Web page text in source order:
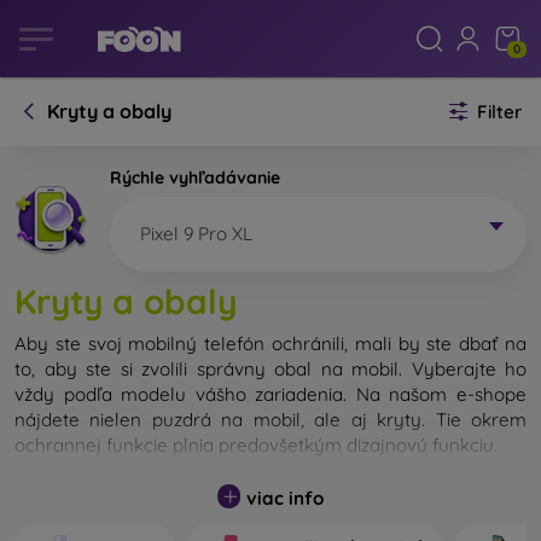
0
Kryty a obaly Filter
Rýchle vyhľadávanie
Pixel 9 Pro XL
Kryty a obaly
Aby ste svoj mobilný telefón ochránili, mali by ste dbať na
to, aby ste si zvolili správny obal na mobil. Vyberajte ho
vždy podľa modelu vášho zariadenia. Na našom e-shope
nájdete nielen puzdrá na mobil, ale aj kryty. Tie okrem
ochrannej funkcie plnia predovšetkým dizajnovú funkciu.
Kryt na mobil môžeme nazvať tiež zadný kryt. Je určený na
ochranu zadnej časti telefónu. Jednotlivé kryty na mobil sa
viac info